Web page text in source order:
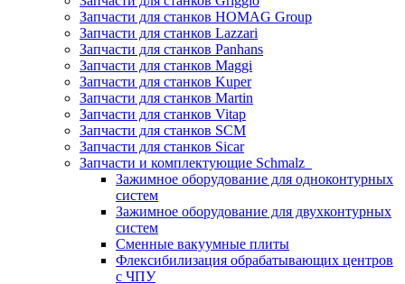
Запчасти для станков HOMAG Group
Запчасти для станков Lazzari
Запчасти для станков Panhans
Запчасти для станков Maggi
Запчасти для станков Kuper
Запчасти для станков Martin
Запчасти для станков Vitap
Запчасти для станков SCM
Запчасти для станков Sicar
Запчасти и комплектующие Schmalz
Зажимное оборудование для одноконтурных
систем
Зажимное оборудование для двухконтурных
систем
Сменные вакуумные плиты
Флексибилизация обрабатывающих центров
с ЧПУ